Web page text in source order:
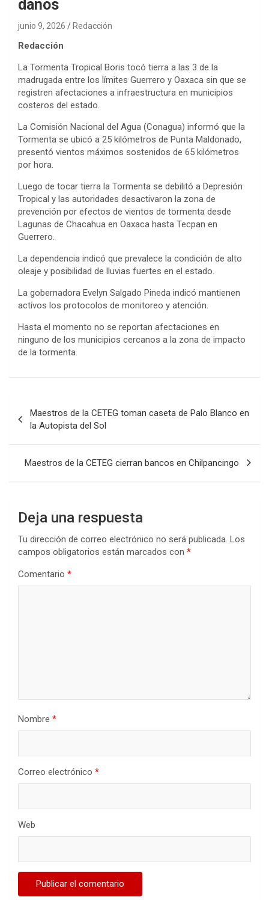
daños
junio 9, 2026 Redacción
Redacción
La Tormenta Tropical Boris tocó tierra a las 3 de la
madrugada entre los límites Guerrero y Oaxaca sin que se
registren afectaciones a infraestructura en municipios
costeros del estado.
La Comisión Nacional del Agua (Conagua) informó que la
Tormenta se ubicó a 25 kilómetros de Punta Maldonado,
presentó vientos máximos sostenidos de 65 kilómetros
por hora.
Luego de tocar tierra la Tormenta se debilitó a Depresión
Tropical y las autoridades desactivaron la zona de
prevención por efectos de vientos de tormenta desde
Lagunas de Chacahua en Oaxaca hasta Tecpan en
Guerrero.
La dependencia indicó que prevalece la condición de alto
oleaje y posibilidad de lluvias fuertes en el estado.
La gobernadora Evelyn Salgado Pineda indicó mantienen
activos los protocolos de monitoreo y atención.
Hasta el momento no se reportan afectaciones en
ninguno de los municipios cercanos a la zona de impacto
de la tormenta.
de
entradas
Maestros de la CETEG toman caseta de Palo Blanco en
la Autopista del Sol
Maestros de la CETEG cierran bancos en Chilpancingo
Deja una respuesta
Tu dirección de correo electrónico no será publicada. Los
campos obligatorios están marcados con *
Comentario *
Nombre *
Correo electrónico *
Web